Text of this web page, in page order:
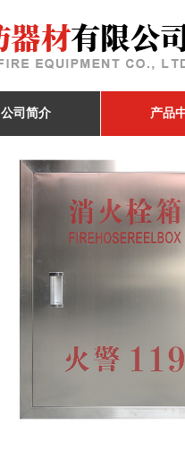
公司简介 产品